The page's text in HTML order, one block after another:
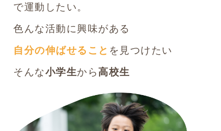
で運動したい。
色んな活動に興味がある
自分の伸ばせること を見つけたい
そんな小学生から高校生